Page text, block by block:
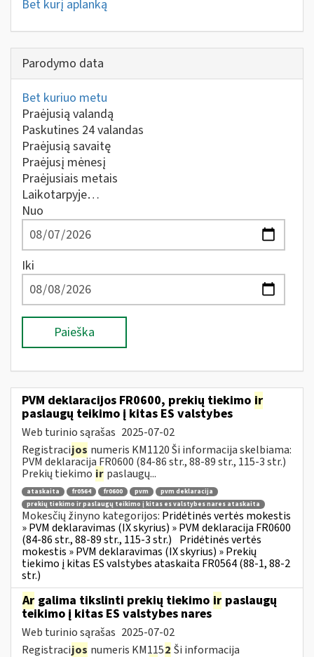
Bet kurį aplanką
Parodymo data
Bet kuriuo metu
Praėjusią valandą
Paskutines 24 valandas
Praėjusią savaitę
Praėjusį mėnesį
Praėjusiais metais
Laikotarpyje…
Nuo
Iki
Paieška
PVM deklaracijos FR0600, prekių tiekimo ir
paslaugų teikimo į kitas ES valstybes
Web turinio sąrašas 2025-07-02
Registracijos numeris KM1120 Ši informacija skelbiama:
PVM deklaracija FR0600 (84-86 str., 88-89 str., 115-3 str.)
Prekių tiekimo ir paslaugų...
ataskaita fr0564 fr0600 pvm
pvm deklaracija
prekių tiekimo ir paslaugų teikimo į kitas es valstybes nares ataskaita
Mokesčių žinyno kategorijos: Pridėtinės vertės mokestis
» PVM deklaravimas (IX skyrius) » PVM deklaracija FR0600
(84-86 str., 88-89 str., 115-3 str.) Pridėtinės vertės
mokestis » PVM deklaravimas (IX skyrius) » Prekių
tiekimo į kitas ES valstybes ataskaita FR0564 (88-1, 88-2
str.)
Ar galima tikslinti prekių tiekimo ir paslaugų
teikimo į kitas ES valstybes nares
Web turinio sąrašas 2025-07-02
Registracijos numeris KM1152 Ši informacija